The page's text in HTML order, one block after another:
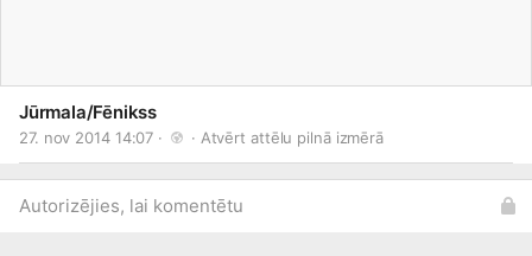
Jūrmala/Fēnikss
27. nov 2014 14:07 · · Atvērt attēlu pilnā izmērā
Autorizējies, lai komentētu